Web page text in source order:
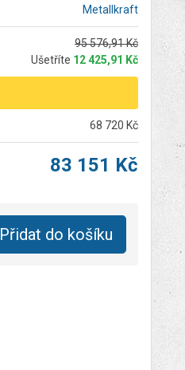
Metallkraft
95 576,91 Kč
Ušetříte 12 425,91 Kč
68 720 Kč
83 151 Kč
Přidat do košíku